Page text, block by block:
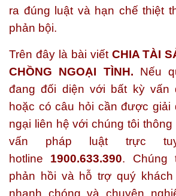
ra đúng luật và hạn chế thiệt
phản bội.
Trên đây là bài viết CHIA TÀI
CHỒNG NGOẠI TÌNH. Nếu
đang đối diện với bất kỳ vấn
hoặc có câu hỏi cần được giải
ngại liên hệ với chúng tôi
vấn pháp luật trực
hotline 1900.633.390. Chúng
phản hồi và hỗ trợ quý
nhanh chóng và chuyên